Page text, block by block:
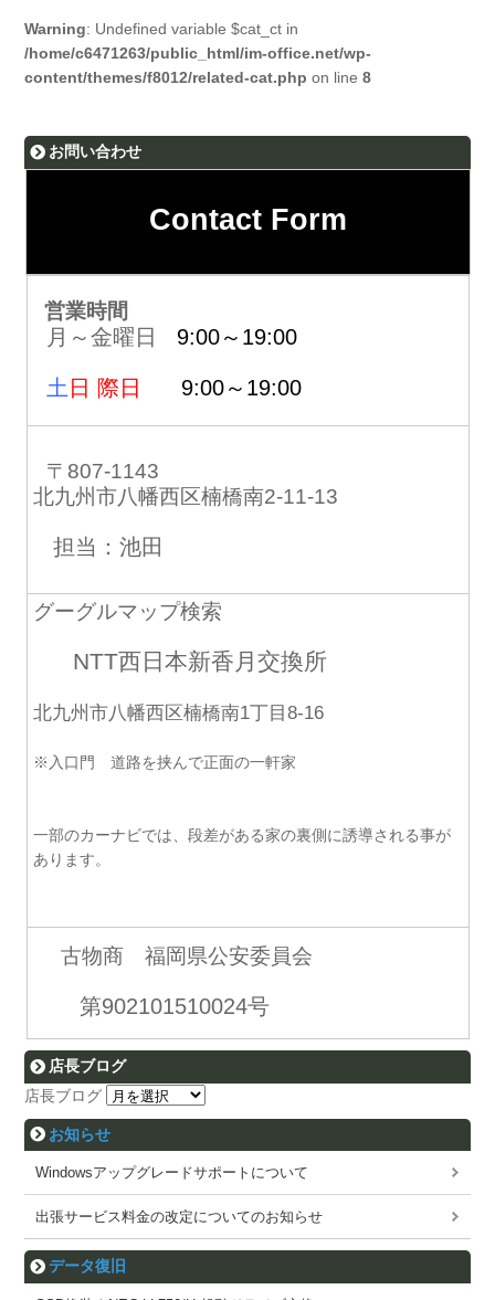
Warning: Undefined variable $cat_ct in
/home/c6471263/public_html/im-office.net/wp-
content/themes/f8012/related-cat.php on line8
お問い合わせ
Contact Form
営業時間
月～金曜日 9:00～19:00
土 日 際日 9:00～19:00
〒807-1143
北九州市八幡西区楠橋南2-11-13
担当：池田
グーグルマップ検索
NTT西日本新香月交換所
北九州市八幡西区楠橋南1丁目8-16
※入口門 道路を挟んで正面の一軒家
一部のカーナビでは、段差がある家の裏側に誘導される事が
あります。
古物商 福岡県公安委員会
第902101510024号
店長ブログ
店長ブログ
お知らせ
Windowsアップグレードサポートについて
出張サービス料金の改定についてのお知らせ
データ復旧